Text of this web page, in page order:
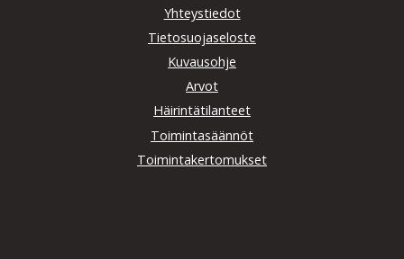
Yhteystiedot
Tietosuojaseloste
Kuvausohje
Arvot
Häirintätilanteet
Toimintasäännöt
Toimintakertomukset